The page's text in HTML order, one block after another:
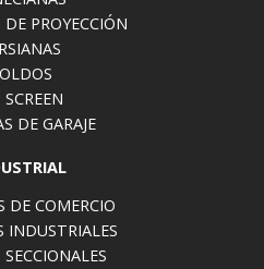
PROYECCIÓN
SCREEN
DE GARAJE
DE COMERCIO
INDUSTRIALES